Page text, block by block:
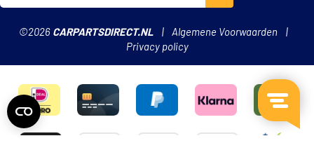
©2026 CARPARTSDIRECT.NL
Algemene Voorwaarden
Privacy policy